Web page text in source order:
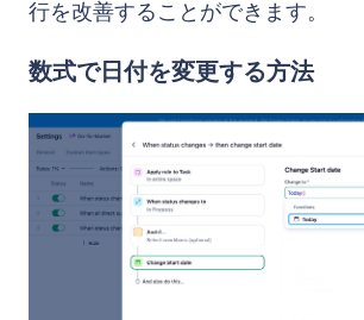
行を改善することができます。
数式で日付を変更する方法